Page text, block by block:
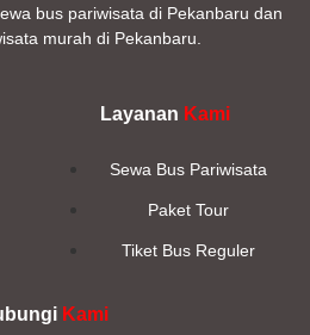
bus pariwisata di Pekanbaru dan
murah di Pekanbaru.
Layanan Kami
Sewa Bus Pariwisata
Paket Tour
Tiket Bus Reguler
Kami